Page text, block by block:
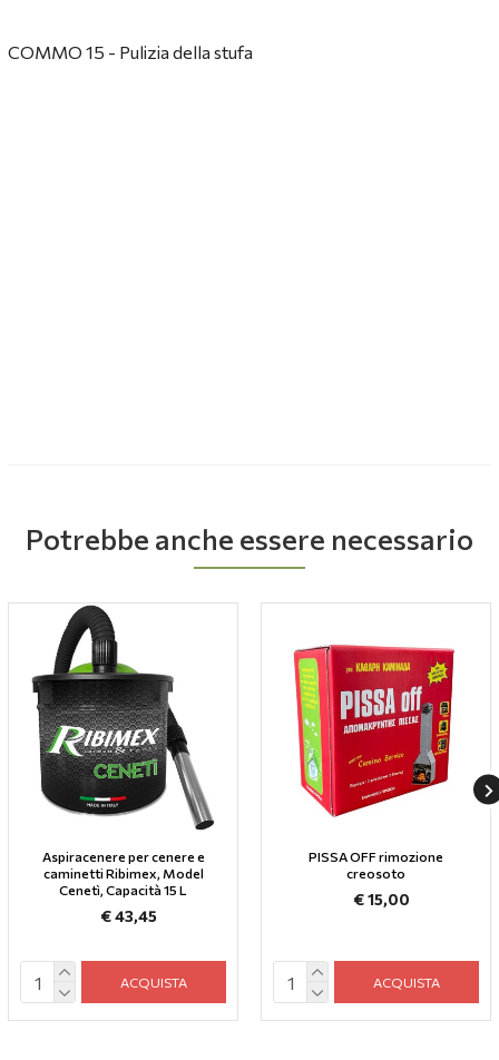
Potrebbe anche essere necessario
Aspiracenere per cenere e
caminetti Ribimex, Model
Cenetì, Capacità 15 L
€ 43,45
ACQUISTA
PISSA OFF rimozione
creosoto
€ 15,00
ACQUISTA
COMMO 15 - Pulizia della stufa